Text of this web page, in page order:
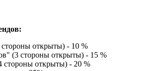
стороны открыты) - 10 %
(3 стороны открыты) - 15 %
стороны открыты) - 20 %